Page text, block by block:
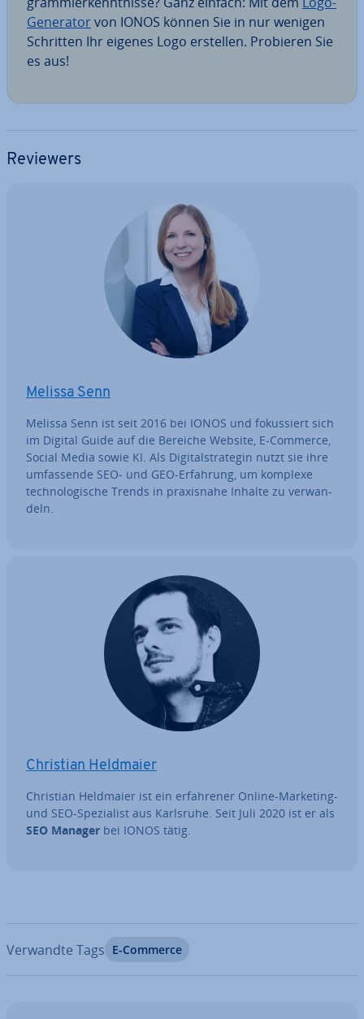
Generatorvon IONOS können Sie in nur wenigen
Schritten Ihr eigenes Logo erstellen. Probieren Sie
es aus!
Reviewers
Melissa Senn
Melissa Senn ist seit 2016 bei IONOS und fo­kus­siert sich
im Digital Guide auf die Bereiche Website, E-Commerce,
Social Media sowie KI. Als Di­gi­tal­stra­te­gin nutzt sie ihre
um­fas­sen­de SEO- und GEO-Erfahrung, um komplexe
tech­no­lo­gi­sche Trends in pra­xis­na­he Inhalte zu ver­wan­
deln.
Christian Heldmaier
Christian Heldmaier ist ein er­fah­re­ner Online-Marketing-
und SEO-Spe­zia­list aus Karlsruhe. Seit Juli 2020 ist er als
SEO Manager bei IONOS tätig.
Verwandte Tags E-Commerce